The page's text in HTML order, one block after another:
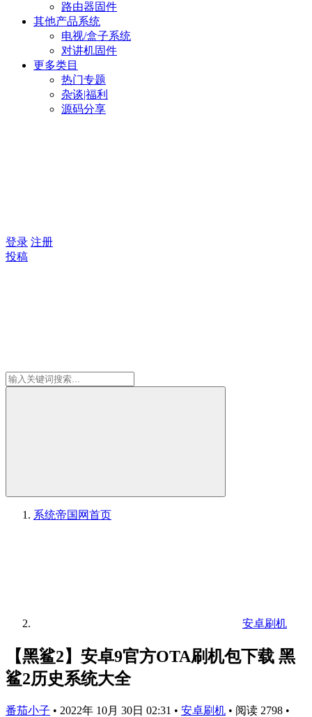
路由器固件
其他产品系统
电视/盒子系统
对讲机固件
更多类目
热门专题
杂谈|福利
源码分享
登录 注册
投稿
系统帝国网首页
安卓刷机
【黑鲨2】安卓9官方OTA刷机包下载 黑
鲨2历史系统大全
番茄小子 • 2022年 10月 30日 02:31 • 安卓刷机 • 阅读 2798 •